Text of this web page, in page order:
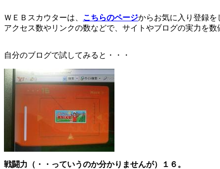
ＷＥＢスカウターは、 こちらのページからお気に入り登録を
アクセス数やリンクの数などで、サイトやブログの実力を数
自分のブログで試してみると・・・
戦闘力（・・っていうのか分かりませんが）１６。